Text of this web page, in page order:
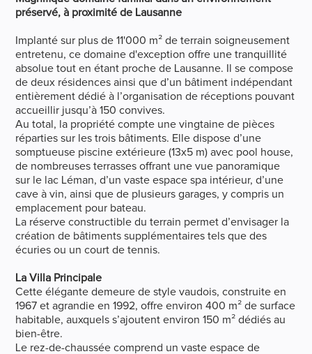
préservé, à proximité de Lausanne
Implanté sur plus de 11'000 m² de terrain soigneusement
entretenu, ce domaine d'exception offre une tranquillité
absolue tout en étant proche de Lausanne. Il se compose
de deux résidences ainsi que d’un bâtiment indépendant
entièrement dédié à l’organisation de réceptions pouvant
accueillir jusqu’à 150 convives.
Au total, la propriété compte une vingtaine de pièces
réparties sur les trois bâtiments. Elle dispose d’une
somptueuse piscine extérieure (13x5 m) avec pool house,
de nombreuses terrasses offrant une vue panoramique
sur le lac Léman, d’un vaste espace spa intérieur, d’une
cave à vin, ainsi que de plusieurs garages, y compris un
emplacement pour bateau.
La réserve constructible du terrain permet d’envisager la
création de bâtiments supplémentaires tels que des
écuries ou un court de tennis.
La Villa Principale
Cette élégante demeure de style vaudois, construite en
1967 et agrandie en 1992, offre environ 400 m² de surface
habitable, auxquels s’ajoutent environ 150 m² dédiés au
bien-être.
Le rez-de-chaussée comprend un vaste espace de